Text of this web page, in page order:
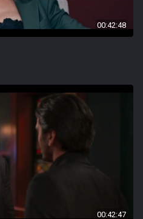
00:42:48
00:42:47